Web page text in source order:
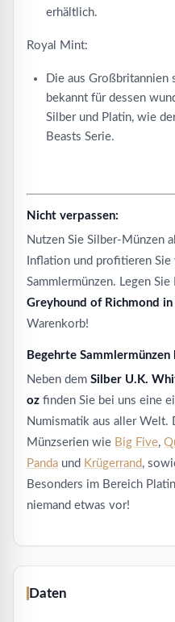
erhältlich.
Royal Mint:
Die aus Großbritannien
bekannt für dessen
Silber und Platin, wie
Beasts Serie.
Nicht verpassen:
Nutzen Sie Silber-Münzen
Inflation und profitieren
Sammlermünzen. Legen Sie
Greyhound of Richmond in
Warenkorb!
Begehrte
Neben dem Silber U.K.
oz finden Sie bei uns eine
Numismatik aus aller Welt.
Münzserien wie Big Five,
Panda und Krügerrand,
Besonders im Bereich
niemand etwas vor!
Daten